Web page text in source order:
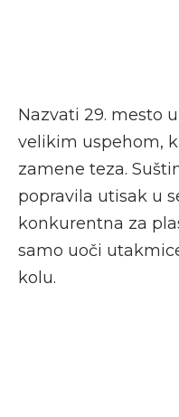
Nazvati 29. mesto
velikim uspehom,
zamene teza.
popravila utisak u
konkurentna za
samo uoči
kolu.